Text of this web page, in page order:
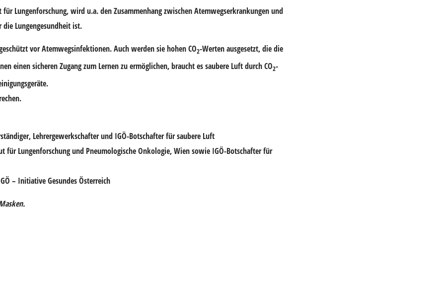
Lungenforschung, wird u.a. den Zusammenhang zwischen Atemwegserkrankungen und
Lungengesundheit ist.
vor Atemwegsinfektionen. Auch werden sie hohen CO2-Werten ausgesetzt, die die
einen sicheren Zugang zum Lernen zu ermöglichen, braucht es saubere Luft durch CO2-
Lehrergewerkschafter und IGÖ-Botschafter für saubere Luft
für Lungenforschung und Pneumologische Onkologie, Wien sowie IGÖ-Botschafter für
– Initiative Gesundes Österreich